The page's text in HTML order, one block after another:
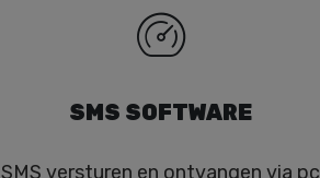
SMS SOFTWARE
SMS versturen en ontvangen via pc